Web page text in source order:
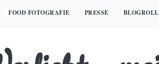
FOOD FOTOGRAFIE PRESSE BLOGROLL